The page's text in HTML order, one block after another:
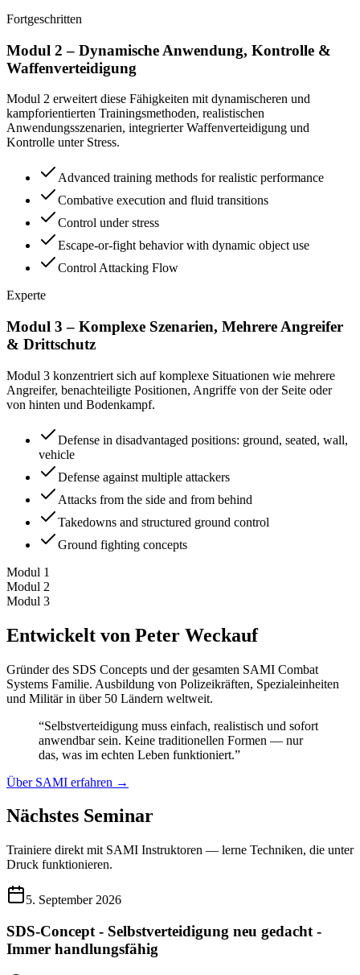
Fortgeschritten
Modul 2 – Dynamische Anwendung, Kontrolle &
Waffenverteidigung
Modul 2 erweitert diese Fähigkeiten mit dynamischeren und
kampforientierten Trainingsmethoden, realistischen
Anwendungsszenarien, integrierter Waffenverteidigung und
Kontrolle unter Stress.
Advanced training methods for realistic performance
Combative execution and fluid transitions
Control under stress
Escape-or-fight behavior with dynamic object use
Control Attacking Flow
Experte
Modul 3 – Komplexe Szenarien, Mehrere Angreifer
& Drittschutz
Modul 3 konzentriert sich auf komplexe Situationen wie mehrere
Angreifer, benachteiligte Positionen, Angriffe von der Seite oder
von hinten und Bodenkampf.
Defense in disadvantaged positions: ground, seated, wall,
vehicle
Defense against multiple attackers
Attacks from the side and from behind
Takedowns and structured ground control
Ground fighting concepts
Modul 1
Modul 2
Modul 3
Entwickelt von Peter Weckauf
Gründer des SDS Concepts und der gesamten SAMI Combat
Systems Familie. Ausbildung von Polizeikräften, Spezialeinheiten
und Militär in über 50 Ländern weltweit.
“Selbstverteidigung muss einfach, realistisch und sofort
anwendbar sein. Keine traditionellen Formen — nur
das, was im echten Leben funktioniert.”
Über SAMI erfahren →
Nächstes Seminar
Trainiere direkt mit SAMI Instruktoren — lerne Techniken, die unter
Druck funktionieren.
5. September 2026
SDS-Concept - Selbstverteidigung neu gedacht -
Immer handlungsfähig